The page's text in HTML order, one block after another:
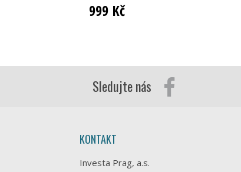
999 Kč
Sledujte nás
KONTAKT
Investa Prag, a.s.